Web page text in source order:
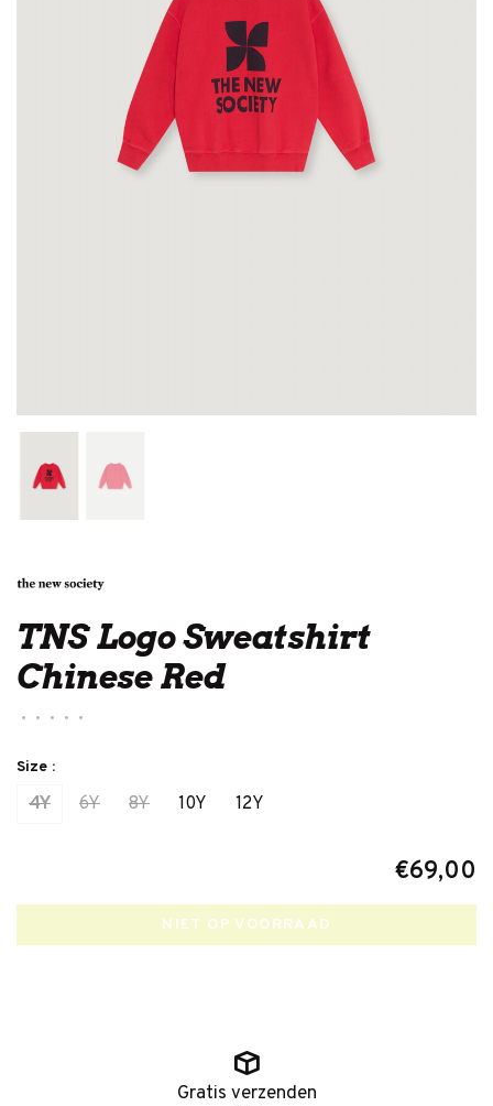
TNS Logo Sweatshirt
Chinese Red
• • • • •
Size :
4Y 6Y 8Y 10Y 12Y
€69,00
NIET OP VOORRAAD
Gratis verzenden